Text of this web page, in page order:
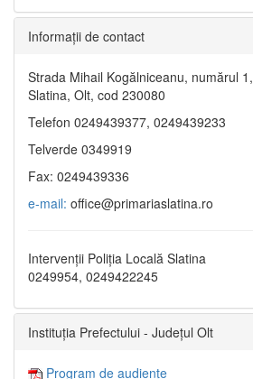
Informaţii de contact
Strada Mihail Kogălniceanu, numărul 1,
Slatina, Olt, cod 230080
Telefon 0249439377, 0249439233
Telverde 0349919
Fax: 0249439336
e-mail: office@primariaslatina.ro
Intervenții Poliția Locală Slatina
0249954, 0249422245
Instituția Prefectului - Județul Olt
Program de audiențe